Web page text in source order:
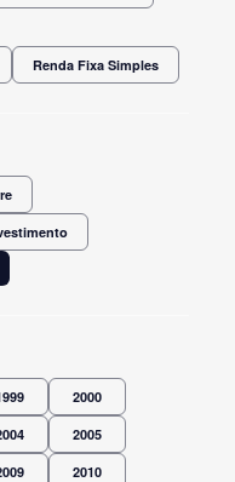
Renda Fixa Simples
2000
2005
2010